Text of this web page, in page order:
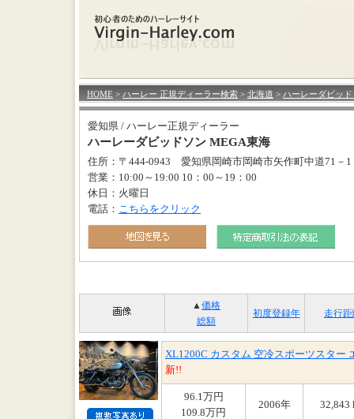
HOME > ハーレー 正規ディーラー検索 > 北海道 > ハーレーダビッ
愛知県 / ハーレー正規ディーラー
ハーレーダビッドソン MEGA東海
住所：〒444-0943 愛知県岡崎市岡崎市矢作町中道71－1
営業：10:00～19:00 10：00～19：00
休日：火曜日
電話： こちらをクリック
▲価格
総額
初度登録年 走行
XL1200C カスタム 空冷スポーツスター
新!!
96.1万円
109.8万円
2006年 32,843